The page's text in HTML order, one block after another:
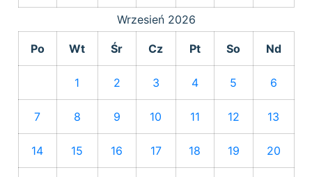
Wrzesień 2026
Po Wt Śr Cz Pt So Nd
1 2 3 4 5 6
7 8 9 10 11 12 13
14 15 16 17 18 19 20